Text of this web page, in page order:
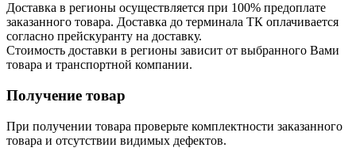
Доставка в регионы осуществляется при 100% предоплате
заказанного товара. Доставка до терминала ТК оплачивается
согласно прейскуранту на доставку.
Стоимость доставки в регионы зависит от выбранного Вами
товара и транспортной компании.
Получение товар
При получении товара проверьте комплектности заказанного
товара и отсутствии видимых дефектов.